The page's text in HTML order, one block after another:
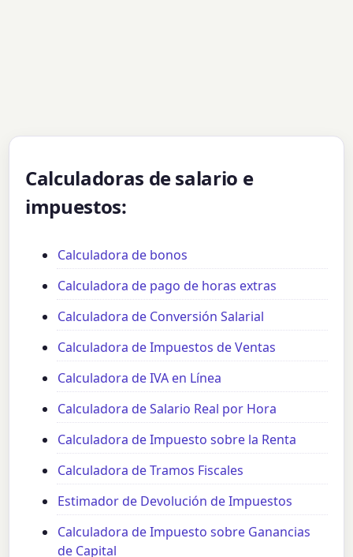
Calculadoras de salario e
impuestos:
Calculadora de bonos
Calculadora de pago de horas extras
Calculadora de Conversión Salarial
Calculadora de Impuestos de Ventas
Calculadora de IVA en Línea
Calculadora de Salario Real por Hora
Calculadora de Impuesto sobre la Renta
Calculadora de Tramos Fiscales
Estimador de Devolución de Impuestos
Calculadora de Impuesto sobre Ganancias
de Capital